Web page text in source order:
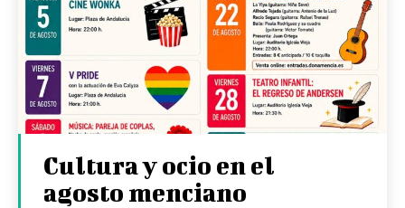
Cultura y ocio en el
agosto menciano